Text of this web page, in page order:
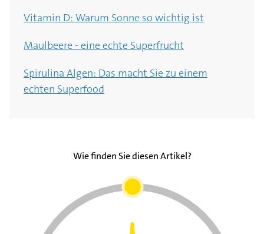
Vitamin D: Warum Sonne so wichtig ist
Maulbeere - eine echte Superfrucht
Spirulina Algen: Das macht Sie zu einem
echten Superfood
Wie finden Sie diesen Artikel?